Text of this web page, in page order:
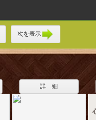
次を表示
詳 細